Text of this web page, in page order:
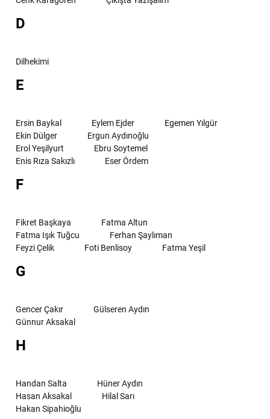
D
Dilhekimi
E
Ersin Baykal Eylem Ejder
Egemen Yılgür
Ekin Dülger
Ergun Aydınoğlu
Erol Yeşilyurt
Ebru Soytemel
Enis Rıza Sakızlı
Eser Ördem
F
Fikret Başkaya
Fatma Altun
Fatma Işık Tuğcu
Ferhan Şaylıman
Feyzi Çelik
Foti Benlisoy Fatma Yeşil
G
Gencer Çakır
Gülseren Aydın
Günnur Aksakal
H
Handan Salta
Hüner Aydın
Hasan Aksakal
Hilal Sarı
Hakan Sipahioğlu